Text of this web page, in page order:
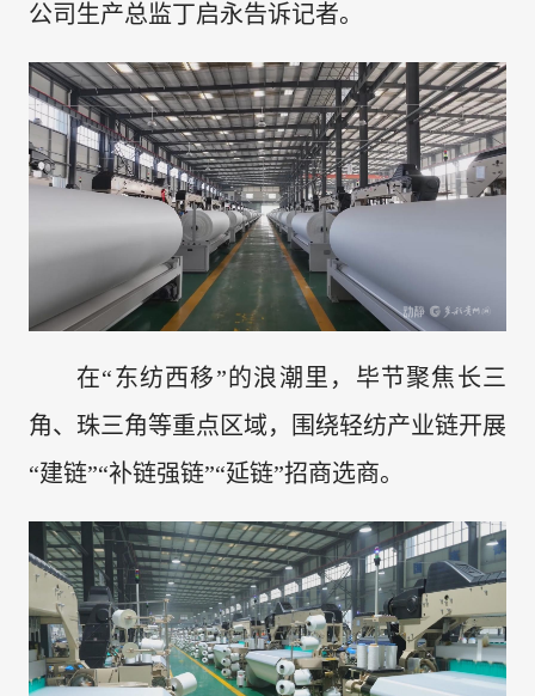
公司生产总监丁启永告诉记者。
在“东纺西移”的浪潮里，毕节聚焦长三
角、珠三角等重点区域，围绕轻纺产业链开展
“建链”“补链强链”“延链”招商选商。